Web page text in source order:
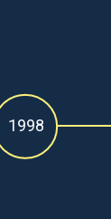
1998